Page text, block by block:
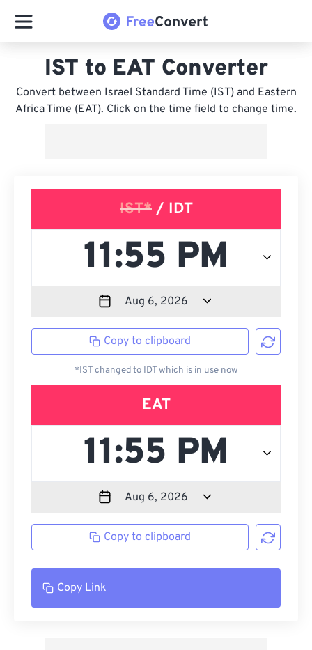
IST to EAT Converter
Convert between Israel Standard Time (IST) and Eastern
Africa Time (EAT). Click on the time field to change time.
IST*/ IDT
Copy to clipboard
*IST changed to IDT which is in use now
EAT
Copy to clipboard
Copy Link